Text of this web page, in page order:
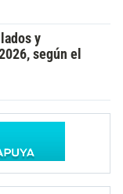
y
según el